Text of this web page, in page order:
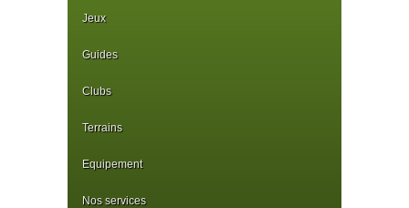
Jeux
Guides
Clubs
Terrains
Equipement
Nos services